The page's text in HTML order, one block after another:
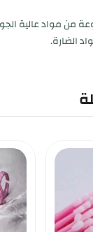
من مواد عالية
الضارة.